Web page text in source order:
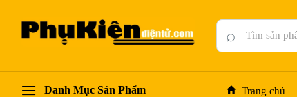
⌕
Danh Mục Sản Phẩm Trang chủ
Mô tả chi tiết Thông số kỹ thuật Đánh giá (0)